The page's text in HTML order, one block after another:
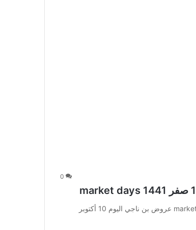
0
عروض بن ناجي اليوم 10 أكتوبر 2019 الموافق 11 صفر 1441 market days عروض بن ناجي اليوم 10 أكتوبر